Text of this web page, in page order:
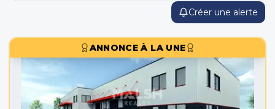
Créer une alerte
ANNONCE À LA UNE